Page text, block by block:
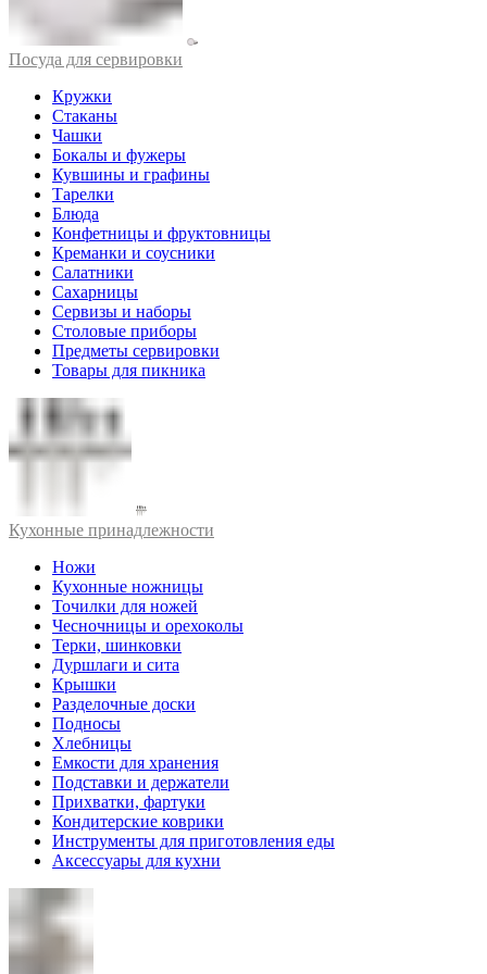
Посуда для сервировки
Кружки
Стаканы
Чашки
Бокалы и фужеры
Кувшины и графины
Тарелки
Блюда
Конфетницы и фруктовницы
Креманки и соусники
Салатники
Сахарницы
Сервизы и наборы
Столовые приборы
Предметы сервировки
Товары для пикника
Кухонные принадлежности
Ножи
Кухонные ножницы
Точилки для ножей
Чесночницы и орехоколы
Терки, шинковки
Дуршлаги и сита
Крышки
Разделочные доски
Подносы
Хлебницы
Емкости для хранения
Подставки и держатели
Прихватки, фартуки
Кондитерские коврики
Инструменты для приготовления еды
Аксессуары для кухни